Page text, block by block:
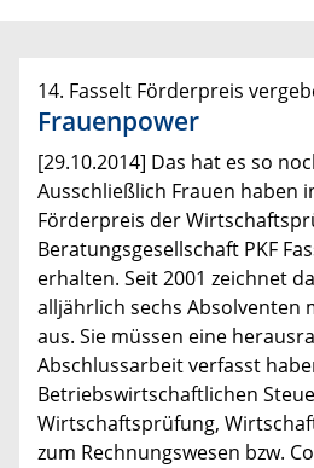
14. Fasselt Förderpreis
Frauenpower
[29.10.2014] Das hat es so
Ausschließlich Frauen haben
Förderpreis der
Beratungsgesellschaft PKF
erhalten. Seit 2001 zeichnet
alljährlich sechs Absolventen
aus. Sie müssen eine
Abschlussarbeit verfasst
Betriebswirtschaftlichen
Wirtschaftsprüfung,
zum Rechnungswesen bzw.